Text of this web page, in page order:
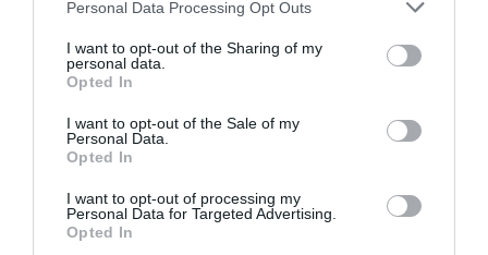
Personal Data Processing Opt Outs
I want to opt-out of the Sharing of my
personal data.
Opted In
I want to opt-out of the Sale of my
Personal Data.
Opted In
I want to opt-out of processing my
Personal Data for Targeted Advertising.
Opted In